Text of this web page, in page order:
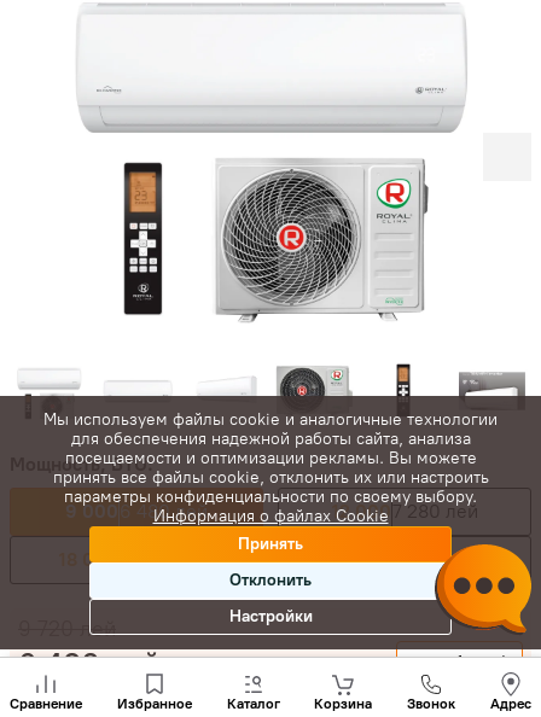
Мощность, BTU:
9 000 6 480 лей 12 000 7 280 лей
18 00010 480 лей 24 00012 880 лей
лей
6 480лей - +
Купить сейчас
Сравнение Избранное Каталог Корзина Звонок Адрес
нам
+(373)
Мы используем файлы cookie и аналогичные технологии
для обеспечения надежной работы сайта, анализа
посещаемости и оптимизации рекламы. Вы можете
принять все файлы cookie, отклонить их или настроить
параметры конфиденциальности по своему выбору.
Информация о файлах Cookie
Принять
Отклонить
Настройки